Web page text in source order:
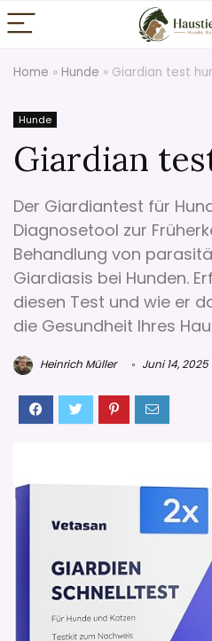
Home » Hunde » Giardian test
Hunde
Giardian
Der Giardiantest für
Diagnosetool zur
Behandlung von
Giardiasis bei Hunden.
diesen Test und wie er
die Gesundheit Ihres
Heinrich Müller Juni 14, 2025